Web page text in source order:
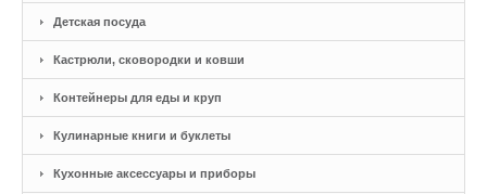
Детская посуда
Кастрюли, сковородки и ковши
Контейнеры для еды и круп
Кулинарные книги и буклеты
Кухонные аксессуары и приборы